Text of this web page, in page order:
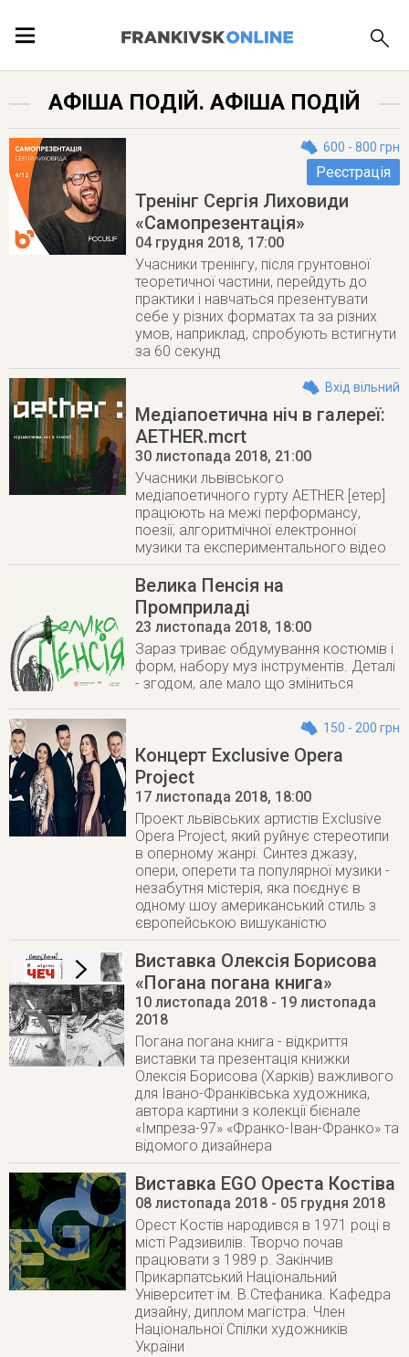
ЛОКАЦІЇ
ПУБЛІКАЦІЇ
АФІША ПОДІЙ. АФІША ПОДІЙ
600 - 800 грн
Реєстрація
Тренінг Сергія Лиховиди
«Самопрезентація»
04 грудня 2018, 17:00
Учасники тренінгу, після грунтовної
теоретичної частини, перейдуть до
практики і навчаться презентувати
себе у різних форматах та за різних
умов, наприклад, спробують встигнути
за 60 секунд
Вхід вільний
Медіапоетична ніч в галереї:
AETHER.mcrt
30 листопада 2018, 21:00
Учасники львівського
медіапоeтичного гурту AETHER [етер]
працюють на межі перформансу,
поезії, алгоритмічної електронної
музики та експериментального відео
Велика Пенсія на
Промприладі
23 листопада 2018, 18:00
Зараз триває обдумування костюмів і
форм, набору муз інструментів. Деталі
- згодом, але мало що зміниться
150 - 200 грн
Концерт Exclusive Opera
Project
17 листопада 2018, 18:00
Проект львівських артистів Exclusive
Opera Project, який руйнує стереотипи
в оперному жанрі. Синтез джазу,
опери, оперети та популярної музики -
незабутня містерія, яка поєднує в
одному шоу американський стиль з
європейською вишуканістю
Виставка Олексія Борисова
«Погана погана книга»
10 листопада 2018 - 19 листопада
2018
Погана погана книга - відкриття
виставки та презентація книжки
Олексія Борисова (Харків) важливого
для Івано-Франківська художника,
автора картини з колекції бієнале
«Імпреза-97» «Франко-Іван-Франко» та
відомого дизайнера
Виставка EGO Ореста Костіва
08 листопада 2018 - 05 грудня 2018
Орест Костів народився в 1971 році в
місті Радзивилів. Творчо почав
працювати з 1989 р. Закінчив
Прикарпатський Національний
Університет ім. В.Стефаника. Кафедра
дизайну, диплом магістра. Член
Національної Спілки художників
України